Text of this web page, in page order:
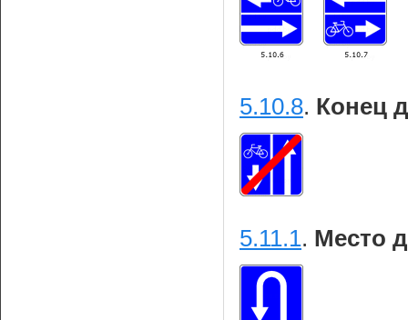
5.10.8. Конец
5.11.1. Место